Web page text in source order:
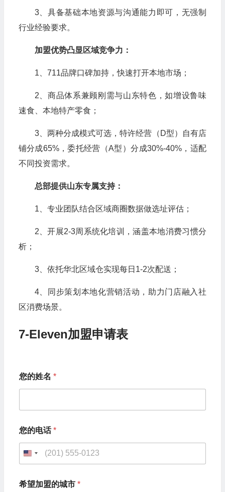
3、具备基础本地资源与沟通能力即可，无强制
行业经验要求。
加盟优势凸显区域竞争力：
1、711品牌口碑加持，快速打开本地市场；
2、商品体系兼顾刚需与山东特色，如增设鲁味
速食、本地特产零食；
3、两种分成模式可选，特许经营（D型）自有店
铺分成65%，委托经营（A型）分成30%-40%，适配
不同投资需求。
总部提供山东专属支持：
1、专业团队结合区域商圈数据做选址评估；
2、开展2-3周系统化培训，涵盖本地消费习惯分
析；
3、依托华北区域仓实现每日1-2次配送；
4、同步策划本地化营销活动，助力门店融入社
区消费场景。
7-Eleven加盟申请表
您的姓名 *
您的电话*
U
i
希望加盟的城市 *